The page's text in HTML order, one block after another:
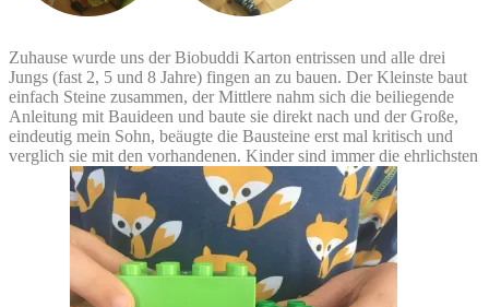
Zuhause wurde uns der Biobuddi Karton entrissen und alle drei
Jungs (fast 2, 5 und 8 Jahre) fingen an zu bauen. Der Kleinste baut
einfach Steine zusammen, der Mittlere nahm sich die beiliegende
Anleitung mit Bauideen und baute sie direkt nach und der Große,
eindeutig mein Sohn, beäugte die Bausteine erst mal kritisch und
verglich sie mit den vorhandenen. Kinder sind immer die ehrlichsten